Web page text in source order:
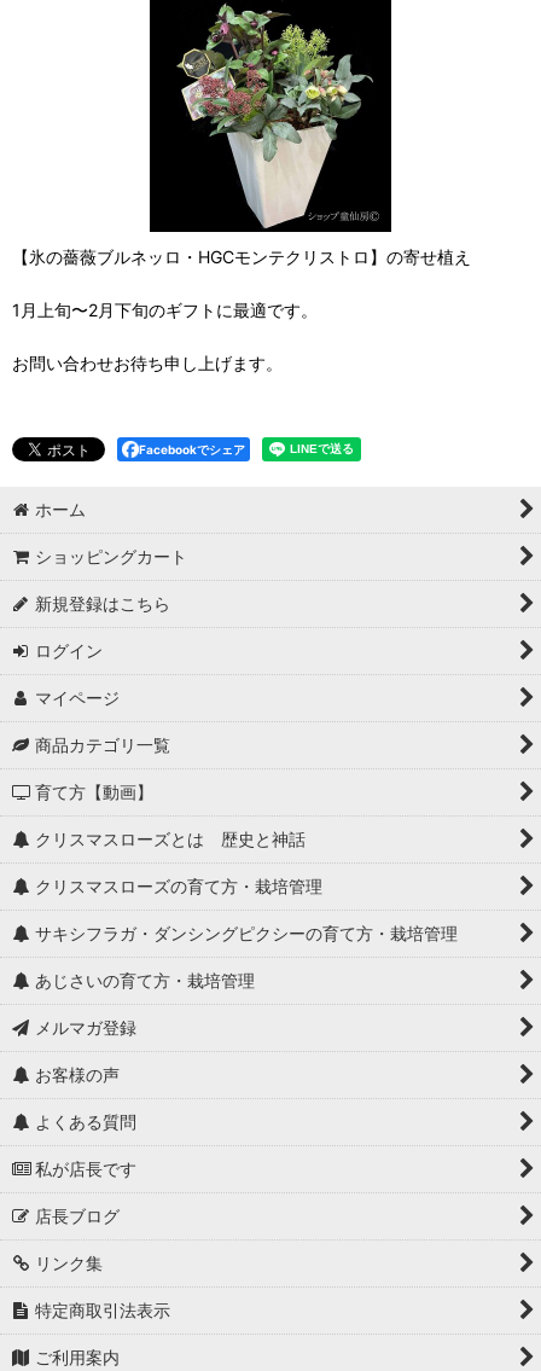
【氷の薔薇ブルネッロ・HGCモンテクリストロ】の寄せ植え
1月上旬〜2月下旬のギフトに最適です。
お問い合わせお待ち申し上げます。
Facebookでシェア
ホーム
ショッピングカート
新規登録はこちら
ログイン
マイページ
商品カテゴリ一覧
育て方【動画】
クリスマスローズとは 歴史と神話
クリスマスローズの育て方・栽培管理
サキシフラガ・ダンシングピクシーの育て方・栽培管理
あじさいの育て方・栽培管理
メルマガ登録
お客様の声
よくある質問
私が店長です
店長ブログ
リンク集
特定商取引法表示
ご利用案内